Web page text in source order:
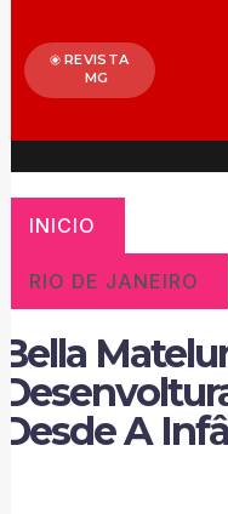
REVISTA
MG
INICIO
RIO DE JANEIRO
Bella
Desde A